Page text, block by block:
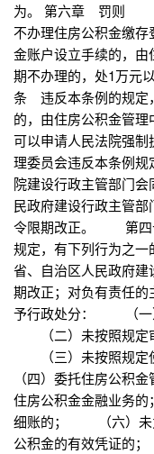
为。 第六章 罚则
不办理住房公积金缴
金账户设立手续的，
期不办理的，处1万
条 违反本条例的规定
的，由住房公积金管理
可以申请人民法院
理委员会违反本条例
院建设行政主管部门
民政府建设行政主管
令限期改正。 第四
规定，有下列行为之
省、自治区人民政府
期改正；对负有责任
予行政处分： （一）
（二）未按照规定审
（三）未按照规定
（四）委托住房公积
住房公积金金融业务
细账的； （六）未
公积金的有效凭证的